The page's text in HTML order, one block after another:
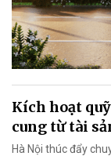
Kích hoạt
cung từ tài
Hà Nội thúc đẩy